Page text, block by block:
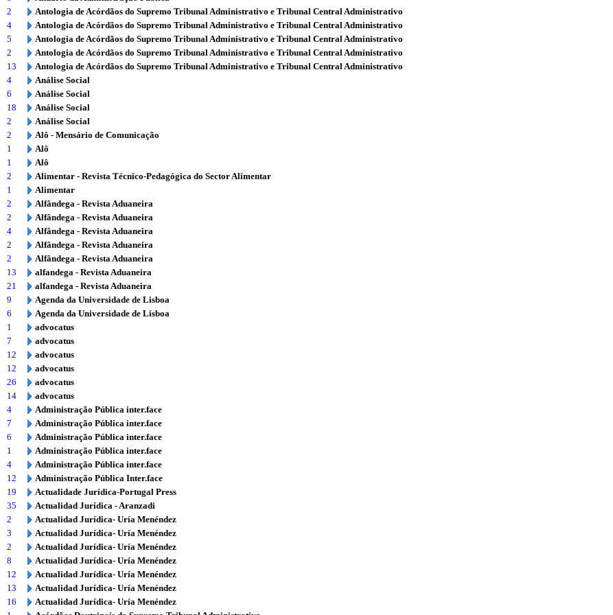
2
Antologia de Acórdãos do Supremo Tribunal Administrativo e Tribunal Central Administrativo
4
Antologia de Acórdãos do Supremo Tribunal Administrativo e Tribunal Central Administrativo
5
Antologia de Acórdãos do Supremo Tribunal Administrativo e Tribunal Central Administrativo
2
Antologia de Acórdãos do Supremo Tribunal Administrativo e Tribunal Central Administrativo
13
Antologia de Acórdãos do Supremo Tribunal Administrativo e Tribunal Central Administrativo
4
Análise Social
6
Análise Social
18
Análise Social
2
Análise Social
2
Alô - Mensário de Comunicação
1
Alô
1
Alô
2
Alimentar - Revista Técnico-Pedagógica do Sector Alimentar
1
Alimentar
2
Alfândega - Revista Aduaneira
2
Alfândega - Revista Aduaneira
4
Alfândega - Revista Aduaneira
2
Alfândega - Revista Aduaneira
2
Alfândega - Revista Aduaneira
13
alfandega - Revista Aduaneira
21
alfandega - Revista Aduaneira
9
Agenda da Universidade de Lisboa
6
Agenda da Universidade de Lisboa
1
advocatus
7
advocatus
12
advocatus
12
advocatus
26
advocatus
14
advocatus
4
Administração Pública inter.face
7
Administração Pública inter.face
6
Administração Pública inter.face
1
Administração Pública inter.face
4
Administração Pública inter.face
12
Administração Pública Inter.face
19
Actualidade Jurídica-Portugal Press
35
Actualidad Jurídica - Aranzadi
2
Actualidad Jurídica- Uría Menéndez
3
Actualidad Jurídica- Uría Menéndez
2
Actualidad Jurídica- Uría Menéndez
8
Actualidad Jurídica- Uría Menéndez
12
Actualidad Jurídica- Uría Menéndez
13
Actualidad Jurídica- Uría Menéndez
16
Actualidad Jurídica- Uría Menéndez